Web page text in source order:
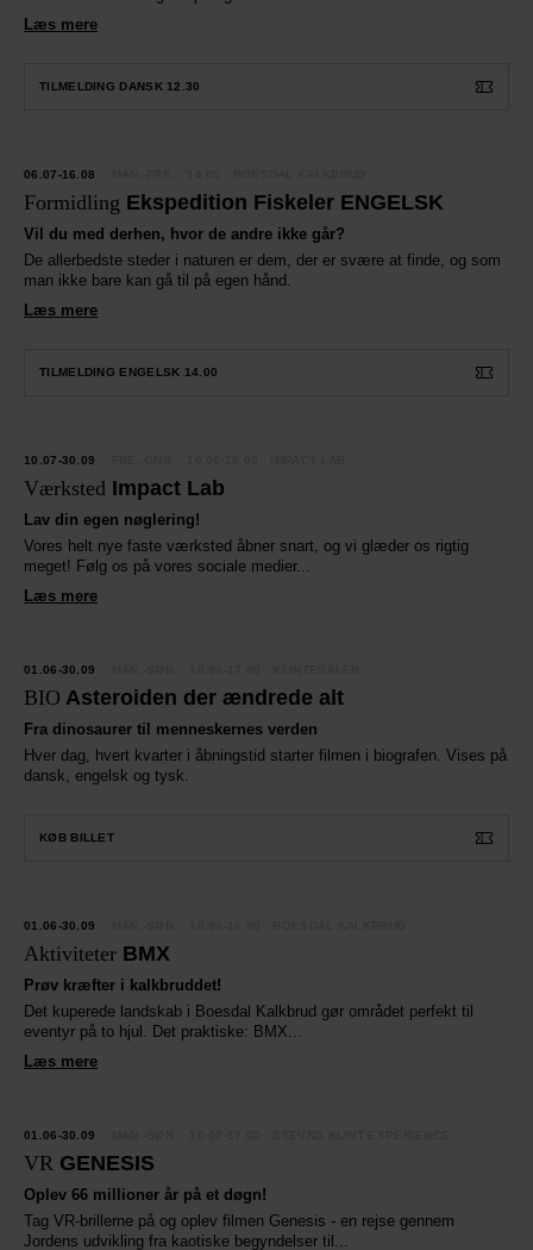
Læs mere
TILMELDING DANSK 12.30
06.07-16.08
Formidling Ekspedition Fiskeler ENGELSK
Vil du med derhen, hvor de andre ikke går?
De allerbedste steder i naturen er dem, der er svære at finde, og som
man ikke bare kan gå til på egen hånd.
Læs mere
TILMELDING ENGELSK 14.00
10.07-30.09
Værksted Impact Lab
Lav din egen nøglering!
Vores helt nye faste værksted åbner snart, og vi glæder os rigtig
meget! Følg os på vores sociale medier...
Læs mere
01.06-30.09
BIO Asteroiden der ændrede alt
Fra dinosaurer til menneskernes verden
Hver dag, hvert kvarter i åbningstid starter filmen i biografen. Vises på
dansk, engelsk og tysk.
KØB BILLET
01.06-30.09
Aktiviteter BMX
Prøv kræfter i kalkbruddet!
Det kuperede landskab i Boesdal Kalkbrud gør området perfekt til
eventyr på to hjul. Det praktiske: BMX...
Læs mere
01.06-30.09
VR GENESIS
Oplev 66 millioner år på et døgn!
Tag VR-brillerne på og oplev filmen Genesis - en rejse gennem
Jordens udvikling fra kaotiske begyndelser til...